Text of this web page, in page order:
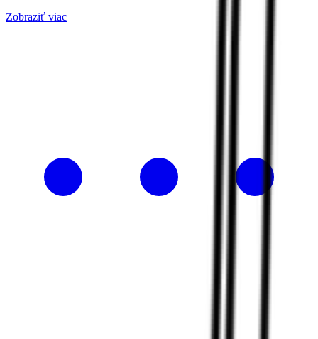
Zobraziť viac